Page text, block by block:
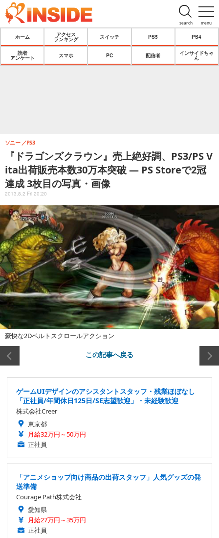
menu
search
ホーム
アクセス
ランキング
スイッチ PS5 PS4
読者
アンケート
スマホ PC 配信者
インサイドちゃ
ん
『ドラゴンズクラウン』売上絶好調、PS3/PS V
ita出荷販売本数30万本突破 ― PS Storeで2冠
達成 3枚目の写真・画像
ソニー PS3
2013.8.2 Fri 20:20
豪快な2Dベルトスクロールアクション
この記事へ戻る
ゲームUIデザインのアシスタントスタッフ・残業ほぼなし
「正社員/年間休日125日/SE志望歓迎」・未経験歓迎
株式会社Creer
東京都
月給32万円～50万円
正社員
「アニメショップ向け商品の出荷スタッフ」人気グッズの発
送準備
Courage Path株式会社
愛知県
月給27万円～35万円
正社員